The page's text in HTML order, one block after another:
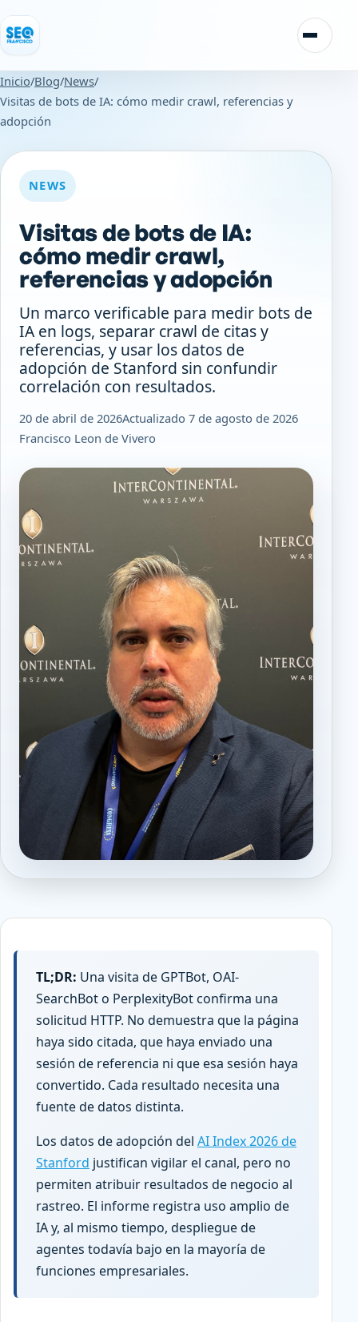
Saltar al contenido
Alternar
Inicio/Blog/News/
Visitas de bots de IA: cómo medir crawl, referencias y
adopción
NEWS
Visitas de bots de IA:
cómo medir crawl,
referencias y adopción
Un marco verificable para medir bots de
IA en logs, separar crawl de citas y
referencias, y usar los datos de
adopción de Stanford sin confundir
correlación con resultados.
20 de abril de 2026Actualizado 7 de agosto de 2026
Francisco Leon de Vivero
TL;DR: Una visita de GPTBot, OAI-
SearchBot o PerplexityBot confirma una
solicitud HTTP. No demuestra que la página
haya sido citada, que haya enviado una
sesión de referencia ni que esa sesión haya
convertido. Cada resultado necesita una
fuente de datos distinta.
Los datos de adopción del AI Index 2026 de
Stanford justifican vigilar el canal, pero no
permiten atribuir resultados de negocio al
rastreo. El informe registra uso amplio de
IA y, al mismo tiempo, despliegue de
agentes todavía bajo en la mayoría de
funciones empresariales.